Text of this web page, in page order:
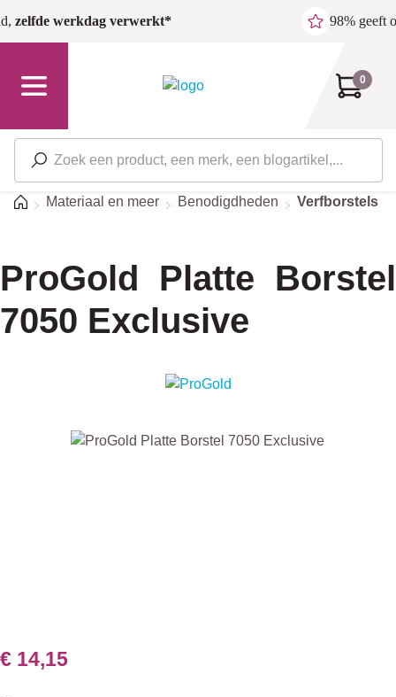
Ga naar de hoofdinhoud
zelfde werkdag verwerkt* 98% geeft
0
HomeMateriaal en meer Benodigdheden Verfborstels
ProGold Platte Borstel
7050 Exclusive
Afbeeldingengalerij overslaan
€ 14,15